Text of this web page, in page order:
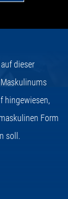
dieser
hingewiesen,
Form
soll.